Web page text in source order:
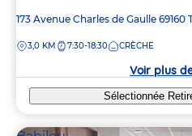
Adresse
la
173 Avenue Charles de Gaulle 69160
DISTANCE
3,0 KM 7:30-18:30 CRÈCHE
Voir plus
Sélectionnée